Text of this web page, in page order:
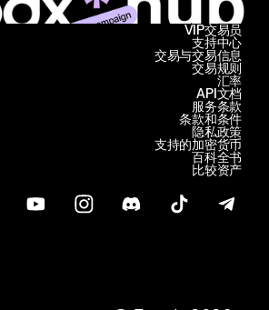
支持中心
交易与交易信息
VIP交易员
交易规则
汇率
API文档
服务条款
条款和条件
隐私政策
支持的加密货币
百科全书
比较资产